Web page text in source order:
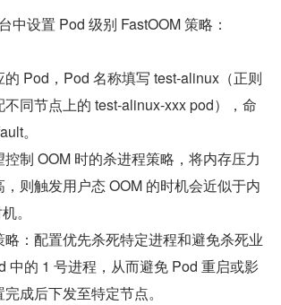
中设置 Pod 级别 FastOOM 策略：
的 Pod，Pod 名称填写 test-alinux（正则
同节点上的 test-alinux-xxx pod），命
。
制 OOM 时的杀进程策略，将内存压力
则触发用户态 OOM 的时机会近似于内
。
：配置优先杀死特定进程和避免杀死业
中的 1 号进程，从而避免 Pod 重启或影
成后下发至特定节点。